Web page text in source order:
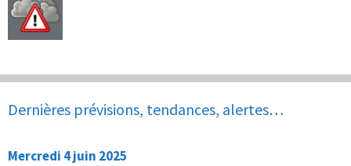
Dernières prévisions, tendances, alertes…
Mercredi 4 juin 2025